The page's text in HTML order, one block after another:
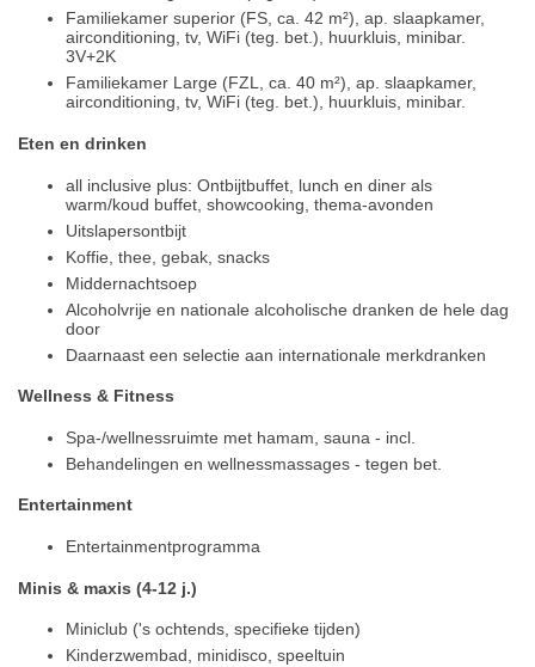
Familiekamer superior (FS, ca. 42 m²), ap. slaapkamer,
airconditioning, tv, WiFi (teg. bet.), huurkluis, minibar.
3V+2K
Familiekamer Large (FZL, ca. 40 m²), ap. slaapkamer,
airconditioning, tv, WiFi (teg. bet.), huurkluis, minibar.
Eten en drinken
all inclusive plus: Ontbijtbuffet, lunch en diner als
warm/koud buffet, showcooking, thema-avonden
Uitslapersontbijt
Koffie, thee, gebak, snacks
Middernachtsoep
Alcoholvrije en nationale alcoholische dranken de hele dag
door
Daarnaast een selectie aan internationale merkdranken
Wellness & Fitness
Spa-/wellnessruimte met hamam, sauna - incl.
Behandelingen en wellnessmassages - tegen bet.
Entertainment
Entertainmentprogramma
Minis & maxis (4-12 j.)
Miniclub ('s ochtends, specifieke tijden)
Kinderzwembad, minidisco, speeltuin